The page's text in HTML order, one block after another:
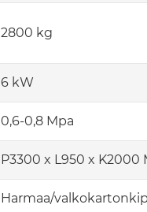
2800 kg
6 kW
0,6-0,8 Mpa
P3300 x L950 x K2000
Harmaa/